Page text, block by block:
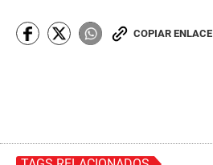
COPIAR ENLACE